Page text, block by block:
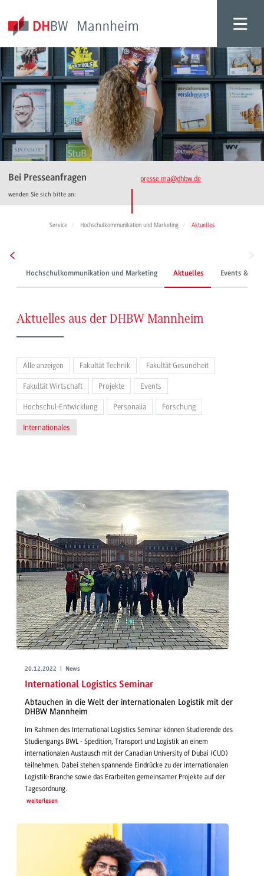
Bei Presseanfragen
wenden Sie sich bitte an:
presse.ma@dhbw.de
Service Hochschulkommunikation und Marketing Aktuelles
Hochschulkommunikation und Marketing Aktuelles Events &
Aktuelles aus der DHBW Mannheim
Alle anzeigen Fakultät Technik Fakultät Gesundheit
Fakultät Wirtschaft Projekte Events
Hochschul-Entwicklung Personalia Forschung
Internationales
20.12.2022 | News
International Logistics Seminar
Abtauchen in die Welt der internationalen Logistik mit der
DHBW Mannheim
Im Rahmen des International Logistics Seminar können Studierende des
Studiengangs BWL - Spedition, Transport und Logistik an einem
internationalen Austausch mit der Canadian University of Dubai (CUD)
teilnehmen. Dabei stehen spannende Eindrücke zu der internationalen
Logistik-Branche sowie das Erarbeiten gemeinsamer Projekte auf der
Tagesordnung.
weiterlesen